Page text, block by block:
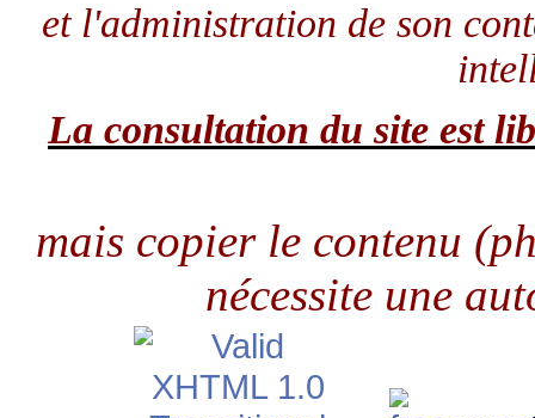
et l'administration de son
La consultation du site est
mais copier le contenu
nécessite une